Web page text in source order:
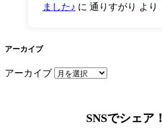
ました♪ に 通りすがり より
アーカイブ
アーカイブ
SNSでシェア！